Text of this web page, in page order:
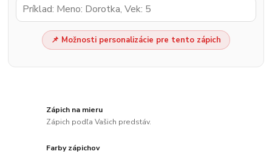
📌 Možnosti personalizácie pre tento zápich
Zápich na mieru
Zápich podľa Vašich predstáv.
Farby zápichov